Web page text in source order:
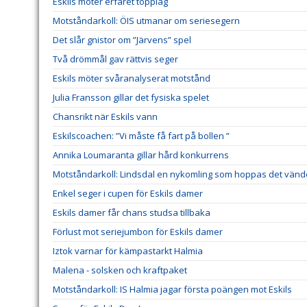
Motståndarkoll: ÖIS utmanar om seriesegern
Det slår gnistor om ”Järvens” spel
Två drömmål gav rättvis seger
Eskils möter svåranalyserat motstånd
Julia Fransson gillar det fysiska spelet
Chansrikt när Eskils vann
Eskilscoachen: ”Vi måste få fart på bollen ”
Annika Loumaranta gillar hård konkurrens
Motståndarkoll: Lindsdal en nykomling som hoppas det
Enkel seger i cupen för Eskils damer
Eskils damer får chans studsa tillbaka
Förlust mot seriejumbon för Eskils damer
Iztok varnar för kämpastarkt Halmia
Malena - solsken och kraftpaket
Motståndarkoll: IS Halmia jagar första poängen mot Eskils